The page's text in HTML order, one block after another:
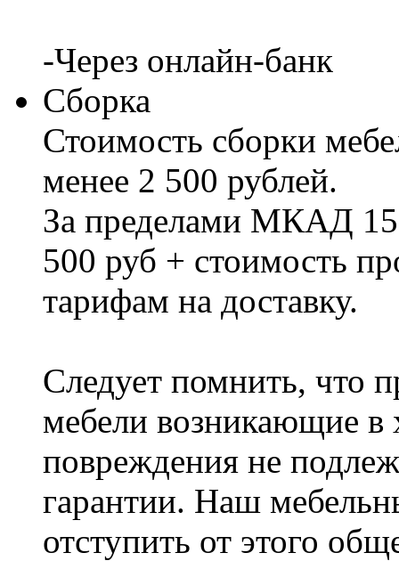
-Через онлайн-банк
Сборка
Стоимость сборки
менее 2 500 рублей.
За пределами МКАД
500 руб + стоимость
тарифам на доставку.
Следует помнить, что
мебели возникающие в
повреждения не
гарантии. Наш
отступить от этого